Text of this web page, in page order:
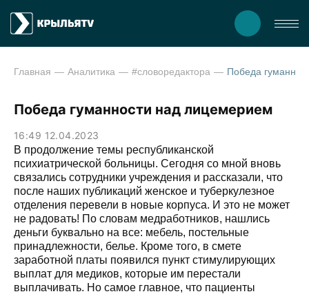
Главная Аналитика #словоредактора Победа
Победа гуманности над лицемерием
16:49 12.04.2023
В продолжение темы республиканской
психиатрической больницы. Сегодня со мной вновь
связались сотрудники учреждения и рассказали, что
после наших публикаций женское и туберкулезное
отделения перевели в новые корпуса. И это не может
не радовать! По словам медработников, нашлись
деньги буквально на все: мебель, постельные
принадлежности, белье. Кроме того, в смете
заработной платы появился пункт стимулирующих
выплат для медиков, которые им перестали
выплачивать. Но самое главное, что пациенты